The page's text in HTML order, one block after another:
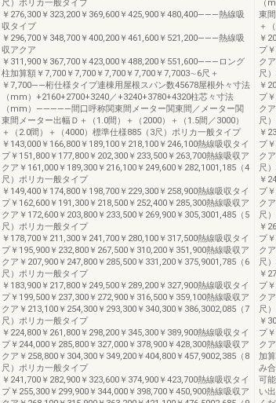
尺）ポリカ一般タイプ
￥276,300￥323,200￥369,600￥425,900￥480,400―――熱線吸
収タイプ
￥296,700￥348,700￥400,200￥461,600￥521,200―――熱線吸
収アクア
￥311,900￥367,700￥423,000￥488,200￥551,600―――ロング
柱加算額￥7,700￥7,700￥7,700￥7,700￥7,7003∼6尺＋
￥7,700――桁仕様タイプ連棟用屋根スパン数45678屋根外々寸法
（mm）+2160+2700+3240／+3240+3780+4320柱芯々寸法
（mm）―――――間口呼称関東間メーター関東間／メーター関
東間メーター出幅Ｄ＋（1.0間）＋（2000）＋（1.5間／3000）
＋（2.0間）＋（4000）標準仕様885（3尺）ポリカ一般タイプ
￥143,000￥166,800￥189,100￥218,100￥246,100熱線吸収タイ
プ￥151,800￥177,800￥202,300￥233,500￥263,700熱線吸収ア
クア￥161,000￥189,300￥216,100￥249,600￥282,1001,185（4
尺）ポリカ一般タイプ
￥149,400￥174,800￥198,700￥229,300￥258,900熱線吸収タイ
プ￥162,600￥191,300￥218,500￥252,400￥285,300熱線吸収ア
クア￥172,600￥203,800￥233,500￥269,900￥305,3001,485（5
尺）ポリカ一般タイプ
￥178,700￥211,300￥241,700￥280,100￥317,500熱線吸収タイ
プ￥195,900￥232,800￥267,500￥310,200￥351,900熱線吸収ア
クア￥207,900￥247,800￥285,500￥331,200￥375,9001,785（6
尺）ポリカ一般タイプ
￥183,900￥217,800￥249,500￥289,200￥327,900熱線吸収タイ
プ￥199,500￥237,300￥272,900￥316,500￥359,100熱線吸収ア
クア￥213,100￥254,300￥293,300￥340,300￥386,3002,085（7
尺）ポリカ一般タイプ
￥224,800￥261,800￥298,200￥345,300￥389,900熱線吸収タイ
プ￥244,000￥285,800￥327,000￥378,900￥428,300熱線吸収ア
クア￥258,800￥304,300￥349,200￥404,800￥457,9002,385（8
尺）ポリカ一般タイプ
￥241,700￥282,900￥323,600￥374,900￥423,700熱線吸収タイ
プ￥255,300￥299,900￥344,000￥398,700￥450,900熱線吸収ア
（
東
＋
￥
プ
ク
尺
￥
プ
ク
尺
￥
プ
ク
尺
￥
プ
ク
尺
￥
プ
ク
尺
￥
プ
ク
尺
￥
プ
ク
加
み
可
い